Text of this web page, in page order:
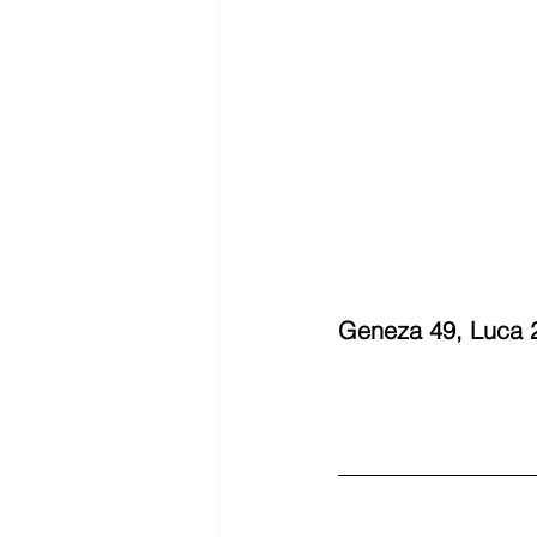
Geneza 49, Luca